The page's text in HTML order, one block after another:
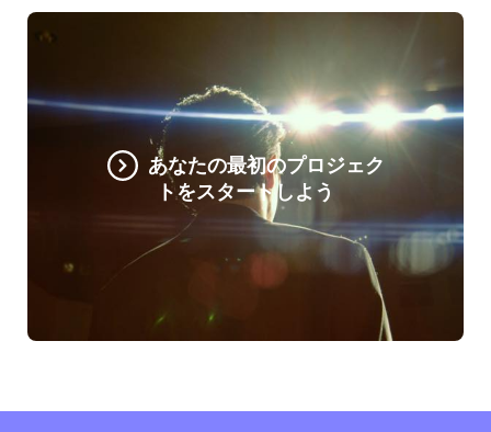
あなたの最初のプロジェク
トをスタートしよう